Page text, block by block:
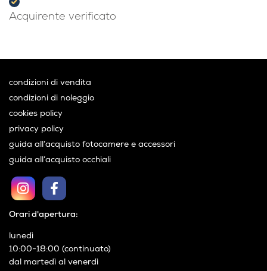
Acquirente verificato
Orari d'apertura:
lunedì
10:00-18:00 (continuato)
dal martedì al venerdì
condizioni di vendita
condizioni di noleggio
cookies policy
privacy policy
guida all’acquisto fotocamere e accessori
guida all’acquisto occhiali